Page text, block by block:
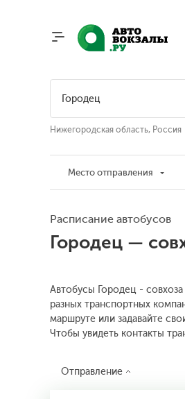
Нижегородская область, Россия
Место отправления
Расписание автобусов
Городец —
Автобусы Городец -
разных транспортных
маршруте или задавайте
Чтобы увидеть контакты
Отправление